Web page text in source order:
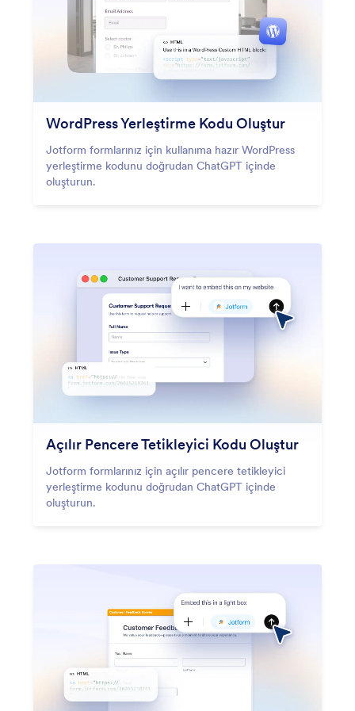
WordPress Yerleştirme Kodu Oluştur
Jotform formlarınız için kullanıma hazır WordPress
yerleştirme kodunu doğrudan ChatGPT içinde
oluşturun.
Açılır Pencere Tetikleyici Kodu Oluştur
Jotform formlarınız için açılır pencere tetikleyici
yerleştirme kodunu doğrudan ChatGPT içinde
oluşturun.